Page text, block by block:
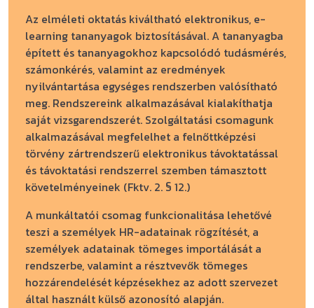
Az elméleti oktatás kiváltható elektronikus, e-
learning tananyagok biztosításával. A tananyagba
épített és tananyagokhoz kapcsolódó tudásmérés,
számonkérés, valamint az eredmények
nyilvántartása egységes rendszerben valósítható
meg. Rendszereink alkalmazásával kialakíthatja
saját vizsgarendszerét. Szolgáltatási csomagunk
alkalmazásával megfelelhet a felnőttképzési
törvény zártrendszerű elektronikus távoktatással
és távoktatási rendszerrel szemben támasztott
követelményeinek (Fktv. 2. § 12.)
A munkáltatói csomag funkcionalitása lehetővé
teszi a személyek HR-adatainak rögzítését, a
személyek adatainak tömeges importálását a
rendszerbe, valamint a résztvevők tömeges
hozzárendelését képzésekhez az adott szervezet
által használt külső azonosító alapján.